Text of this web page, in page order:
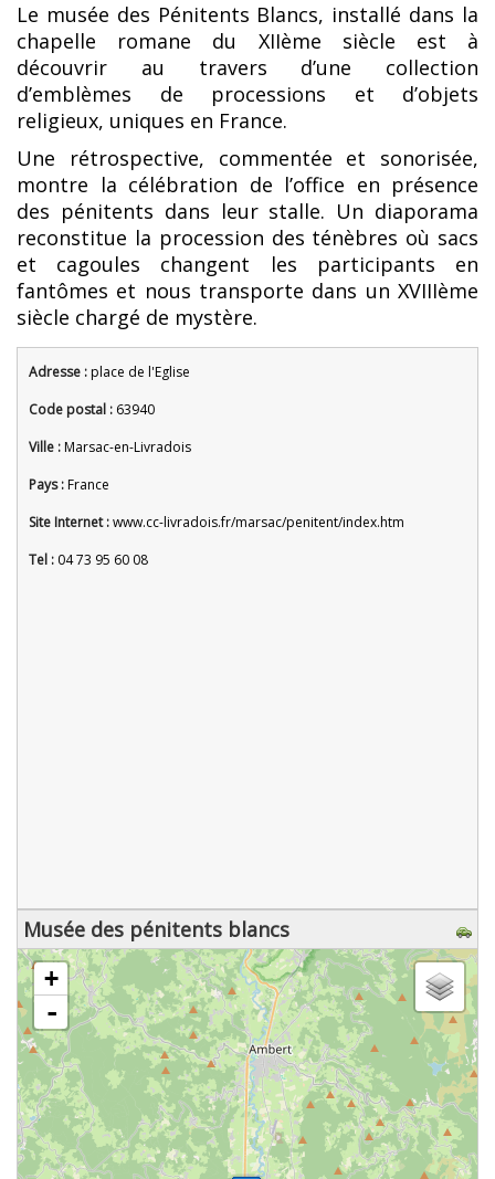
Le musée des Pénitents Blancs, installé dans la
chapelle romane du XIIème siècle est à
découvrir au travers d’une collection
d’emblèmes de processions et d’objets
religieux, uniques en France.
Une rétrospective, commentée et sonorisée,
montre la célébration de l’office en présence
des pénitents dans leur stalle. Un diaporama
reconstitue la procession des ténèbres où sacs
et cagoules changent les participants en
fantômes et nous transporte dans un XVIIIème
siècle chargé de mystère.
Adresse :place de l'Eglise
Code postal : 63940
Ville :Marsac-en-Livradois
Pays :France
Site Internet :www.cc-livradois.fr/marsac/penitent/index.htm
Tel : 04 73 95 60 08
Musée des pénitents blancs
chargement de la carte - veuillez patienter...
+
-